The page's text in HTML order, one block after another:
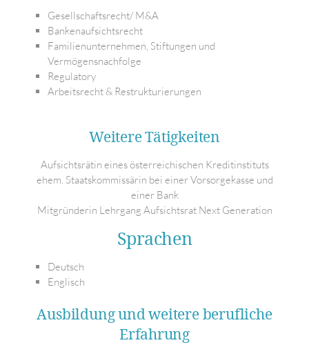
Gesellschaftsrecht/ M&A
Bankenaufsichtsrecht
Familienunternehmen, Stiftungen und
Vermögensnachfolge
Regulatory
Arbeitsrecht & Restrukturierungen
Weitere Tätigkeiten
Aufsichtsrätin eines österreichischen Kreditinstituts
ehem. Staatskommissärin bei einer Vorsorgekasse und
einer Bank
Mitgründerin Lehrgang Aufsichtsrat Next Generation
Sprachen
Deutsch
Englisch
Ausbildung und weitere berufliche
Erfahrung